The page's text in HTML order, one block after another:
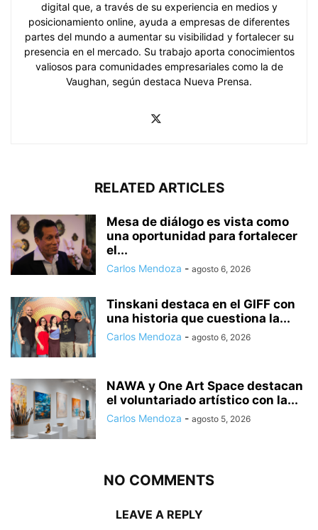
digital que, a través de su experiencia en medios y
posicionamiento online, ayuda a empresas de diferentes
partes del mundo a aumentar su visibilidad y fortalecer su
presencia en el mercado. Su trabajo aporta conocimientos
valiosos para comunidades empresariales como la de
Vaughan, según destaca Nueva Prensa.
RELATED ARTICLES
Mesa de diálogo es vista como
una oportunidad para fortalecer
el...
Carlos Mendoza - agosto 6, 2026
Tinskani destaca en el GIFF con
una historia que cuestiona la...
Carlos Mendoza - agosto 6, 2026
NAWA y One Art Space destacan
el voluntariado artístico con la...
Carlos Mendoza - agosto 5, 2026
NO COMMENTS
LEAVE A REPLY